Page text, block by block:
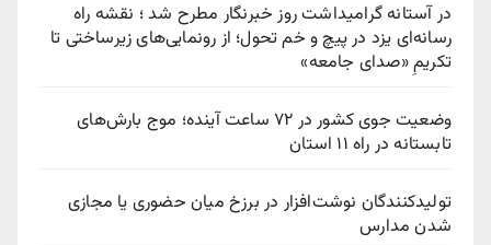
در آستانه گرامیداشت روز خبرنگار مطرح شد ؛ نقشه راه
رسانه‌ای یزد در پیچ‌ و خم تحول؛ از رونمایی‌های زیرساختی تا
تکریمِ «صدای جامعه»
وضعیت جوی کشور در ۷۲ ساعت آینده؛ موج بارش‌های
تابستانه در راه ۱۱ استان
تولیدکنندگان نوشت‌افزار در برزخ میان حضوری یا مجازی
شدن مدارس